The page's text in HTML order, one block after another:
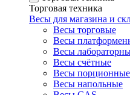
Торговая техника
Весы для магазина и
Весы торговые
Весы
Весы
Весы счётные
Весы порционные
Весы напольные